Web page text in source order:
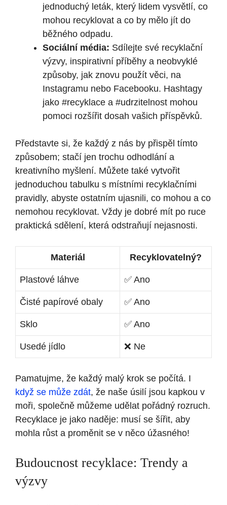
jednoduchý leták, který lidem vysvětlí, co
mohou recyklovat a co by mělo jít do
běžného odpadu.
Sociální média: Sdílejte své recyklační
výzvy, inspirativní příběhy a neobvyklé
způsoby, jak znovu použít věci, na
Instagramu nebo Facebooku. Hashtagy
jako #recyklace a #udrzitelnost mohou
pomoci rozšířit dosah vašich příspěvků.
Představte si, že každý z nás by přispěl tímto
způsobem; stačí jen trochu odhodlání a
kreativního myšlení. Můžete také vytvořit
jednoduchou tabulku s místními recyklačními
pravidly, abyste ostatním ujasnili, co mohou a co
nemohou recyklovat. Vždy je dobré mít po ruce
praktická sdělení, která odstraňují nejasnosti.
Materiál Recyklovatelný?
Plastové láhve ✅ Ano
Čisté papírové obaly ✅ Ano
Sklo ✅ Ano
Usedé jídlo ❌ Ne
Pamatujme, že každý malý krok se počítá. I
když se může zdát, že naše úsilí jsou kapkou v
moři, společně můžeme udělat pořádný rozruch.
Recyklace je jako naděje: musí se šířit, aby
mohla růst a proměnit se v něco úžasného!
Budoucnost recyklace: Trendy a
výzvy